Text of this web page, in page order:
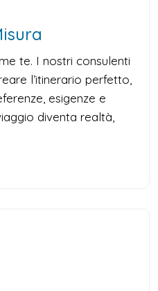
te. I nostri consulenti
l’itinerario perfetto,
esigenze e
diventa realtà,